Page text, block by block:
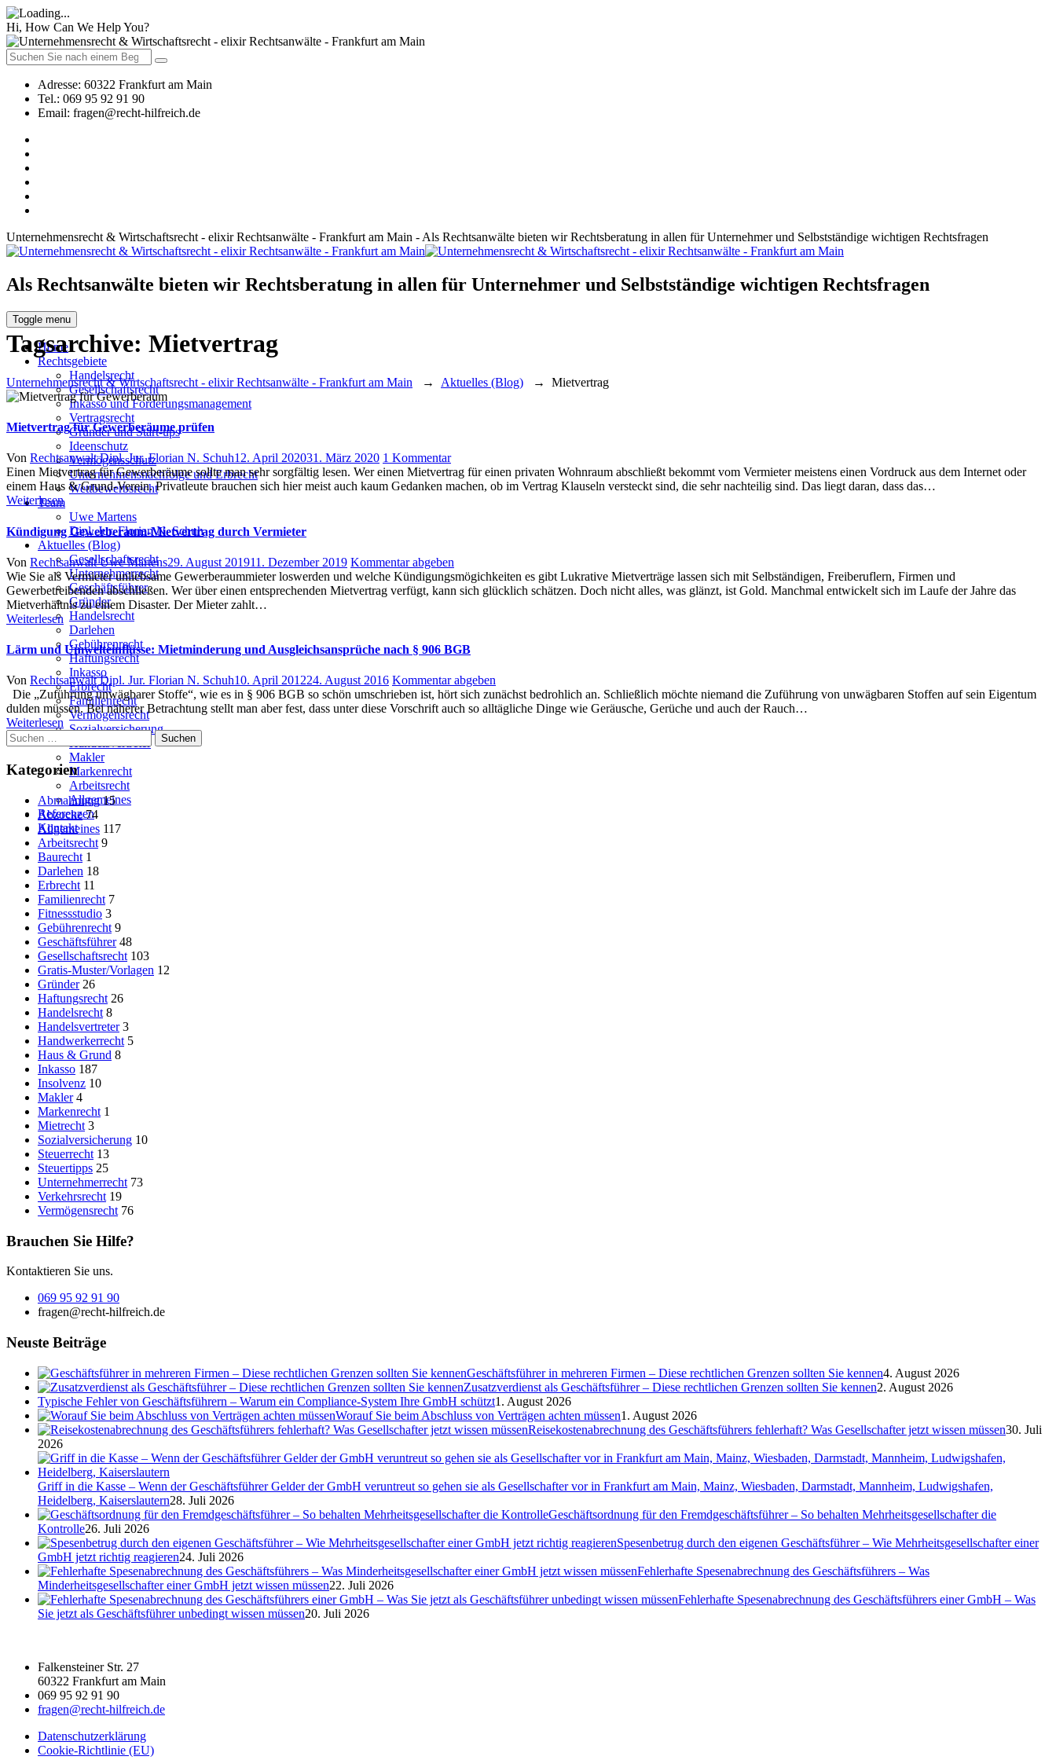
Hi, How Can We Help You?
Adresse: 60322 Frankfurt am Main
Tel.: 069 95 92 91 90
Email: fragen@recht-hilfreich.de
Unternehmensrecht & Wirtschaftsrecht - elixir Rechtsanwälte - Frankfurt am Main - Als Rechtsanwälte bieten wir Rechtsberatung in allen für Unternehmer und Selbstständige wichtigen Rechtsfragen
Als Rechtsanwälte bieten wir Rechtsberatung in allen für Unternehmer und Selbstständige wichtigen Rechtsfragen
Toggle menu
Home
Rechtsgebiete
Handelsrecht
Gesellschaftsrecht
Inkasso und Forderungsmanagement
Vertragsrecht
Gründer und Start-ups
Ideenschutz
Vermögensschutz
Unternehmensnachfolge und Erbrecht
Wettbewerbsrecht
Team
Uwe Martens
Dipl. Jur. Florian N. Schuh
Aktuelles (Blog)
Gesellschaftsrecht
Unternehmerrecht
Geschäftsführer
Gründer
Handelsrecht
Darlehen
Gebührenrecht
Haftungsrecht
Inkasso
Erbrecht
Familienrecht
Vermögensrecht
Sozialversicherung
Handelsvertreter
Makler
Markenrecht
Arbeitsrecht
Allgemeines
Referenzen
Kontakt
Tagsarchive: Mietvertrag
Unternehmensrecht & Wirtschaftsrecht - elixir Rechtsanwälte - Frankfurt am Main → Aktuelles (Blog) → Mietvertrag
Mietvertrag für Gewerberäume prüfen
Author
Von Rechtsanwalt Dipl. Jur. Florian N. SchuhPosted
on
12. April 202031. März 2020 1 Kommentarzu
Mietvertrag
für
Einen Mietvertrag für Gewerberäume sollte man sehr sorgfältig lesen. Wer einen Mietvertrag für einen privaten Wohnraum abschließt bekommt vom Vermieter meistens einen Vordruck aus dem Internet oder
einem Haus & Grund-Verein. Privatleute brauchen sich hier meist auch kaum Gedanken machen, ob im Vertrag Klauseln versteckt sind, die sehr nachteilig sind. Das liegt daran, dass das…
Weiterlesen
Kündigung Gewerberaum-Mietvertrag durch Vermieter
Author
Von Rechtsanwalt Uwe MartensPosted
on
29. August 201911. Dezember 2019 Kommentar abgeben
Wie Sie als Vermieter unliebsame Gewerberaummieter loswerden und welche Kündigungsmögichkeiten es gibt Lukrative Mietverträge lassen sich mit Selbständigen, Freiberuflern, Firmen und
Gewerbetreibenden abschließen. Wer über einen entsprechenden Mietvertrag verfügt, kann sich glücklich schätzen. Doch nicht alles, was glänzt, ist Gold. Manchmal entwickelt sich im Laufe der Jahre das
Mietverhältnis zu einem Disaster. Der Mieter zahlt…
Weiterlesen
Lärm und Umwelteinflüsse: Mietminderung und Ausgleichsansprüche nach § 906 BGB
Author
Von Rechtsanwalt Dipl. Jur. Florian N. SchuhPosted
on
10. April 201224. August 2016 Kommentar abgeben
Die „Zuführung unwägbarer Stoffe“, wie es in § 906 BGB so schön umschrieben ist, hört sich zunächst bedrohlich an. Schließlich möchte niemand die Zuführung von unwägbaren Stoffen auf sein Eigentum
dulden müssen. Bei näherer Betrachtung stellt man aber fest, dass unter diese Vorschrift auch so alltägliche Dinge wie Geräusche, Gerüche und auch der Rauch…
Weiterlesen
Suchen
nach:
Kategorien
Abmahnung 15
Abzocke 74
Allgemeines 117
Arbeitsrecht 9
Baurecht 1
Darlehen 18
Erbrecht 11
Familienrecht 7
Fitnessstudio 3
Gebührenrecht 9
Geschäftsführer 48
Gesellschaftsrecht 103
Gratis-Muster/Vorlagen 12
Gründer 26
Haftungsrecht 26
Handelsrecht 8
Handelsvertreter 3
Handwerkerrecht 5
Haus & Grund 8
Inkasso 187
Insolvenz 10
Makler 4
Markenrecht 1
Mietrecht 3
Sozialversicherung 10
Steuerrecht 13
Steuertipps 25
Unternehmerrecht 73
Verkehrsrecht 19
Vermögensrecht 76
Brauchen Sie Hilfe?
Kontaktieren Sie uns.
069 95 92 91 90
fragen@recht-hilfreich.de
Neuste Beiträge
Geschäftsführer in mehreren Firmen – Diese rechtlichen Grenzen sollten Sie kennen4. August 2026
Zusatzverdienst als Geschäftsführer – Diese rechtlichen Grenzen sollten Sie kennen2. August 2026
Typische Fehler von Geschäftsführern – Warum ein Compliance-System Ihre GmbH schützt1. August 2026
Worauf Sie beim Abschluss von Verträgen achten müssen1. August 2026
Reisekostenabrechnung des Geschäftsführers fehlerhaft? Was Gesellschafter jetzt wissen müssen30. Juli
2026
Griff in die Kasse – Wenn der Geschäftsführer Gelder der GmbH veruntreut so gehen sie als Gesellschafter vor in Frankfurt am Main, Mainz, Wiesbaden, Darmstadt, Mannheim, Ludwigshafen,
Heidelberg, Kaiserslautern28. Juli 2026
Geschäftsordnung für den Fremdgeschäftsführer – So behalten Mehrheitsgesellschafter die
Kontrolle26. Juli 2026
Spesenbetrug durch den eigenen Geschäftsführer – Wie Mehrheitsgesellschafter einer
GmbH jetzt richtig reagieren24. Juli 2026
Fehlerhafte Spesenabrechnung des Geschäftsführers – Was
Minderheitsgesellschafter einer GmbH jetzt wissen müssen22. Juli 2026
Fehlerhafte Spesenabrechnung des Geschäftsführers einer GmbH – Was
Sie jetzt als Geschäftsführer unbedingt wissen müssen20. Juli 2026
Falkensteiner Str. 27
60322 Frankfurt am Main
069 95 92 91 90
fragen@recht-hilfreich.de
Datenschutzerklärung
Cookie-Richtlinie (EU)